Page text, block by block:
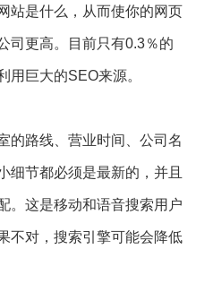
站是什么，从而使你的网页
司更高。目前只有0.3％的
用巨大的SEO来源。
的路线、营业时间、公司名
细节都必须是最新的，并且
。这是移动和语音搜索用户
不对，搜索引擎可能会降低